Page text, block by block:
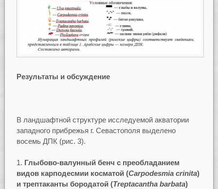
Результаты и обсуждение
В ландшафтной структуре исследуемой акватории
западного прибрежья г. Севастополя выделено
восемь ДПК (рис. 3).
Глыбово-валунный бенч с преобладанием
видов карподесмии косматой (Carpodesmia crinita)
и трептаканты бородатой (Treptacantha barbata)